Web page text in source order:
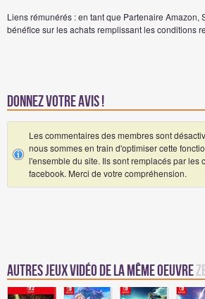
Liens rémunérés : en tant que Partenaire Amazon,
bénéfice sur les achats remplissant les conditions
Donnez votre avis !
Les commentaires des membres sont
nous sommes en train d'optimiser cette
l'ensemble du site. Ils sont remplacés par les
facebook. Merci de votre compréhension.
Autres jeux vidéo de la même oeuvre